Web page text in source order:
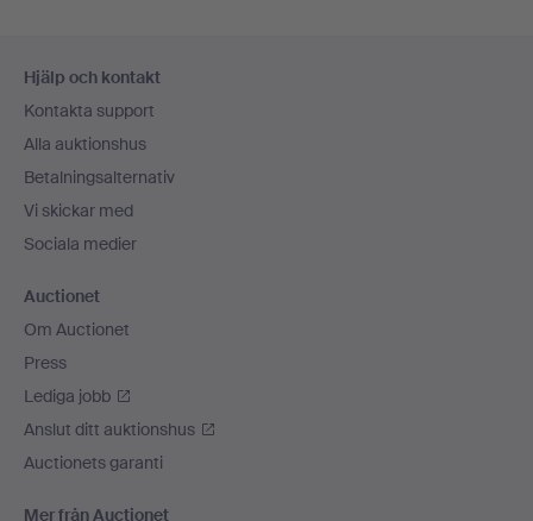
Hjälp och kontakt
Kontakta support
Alla auktionshus
Betalningsalternativ
Vi skickar med
Sociala medier
Auctionet
Om Auctionet
Press
Lediga jobb
Anslut ditt auktionshus
Auctionets garanti
Mer från Auctionet